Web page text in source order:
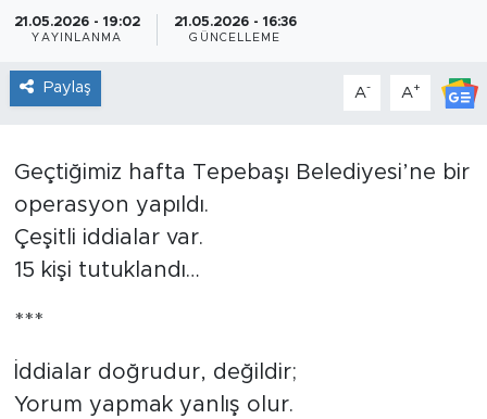
21.05.2026 - 19:02
YAYINLANMA
21.05.2026 - 16:36
GÜNCELLEME
Paylaş A- A+
Geçtiğimiz hafta Tepebaşı Belediyesi’ne bir
operasyon yapıldı.
Çeşitli iddialar var.
15 kişi tutuklandı…
***
İddialar doğrudur, değildir;
Yorum yapmak yanlış olur.
Sağlık
Kültür Sanat
Resmi İlanlar
Söyleşi
Politika
Son Dakika Haberleri
Haber Arşivi